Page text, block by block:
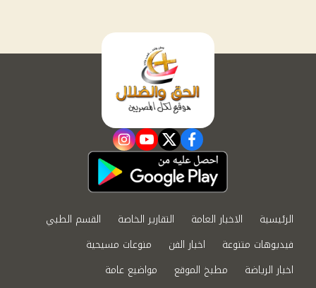
facebook
twitter
youtube
instagram
الرئيسية الاخبار العامة التقارير الخاصة
القسم الطبي
فيديوهات متنوعة
اخبار الفن
منوعات مسيحية
اخبار الرياضة
مطبخ الموقع
مواضيع عامة